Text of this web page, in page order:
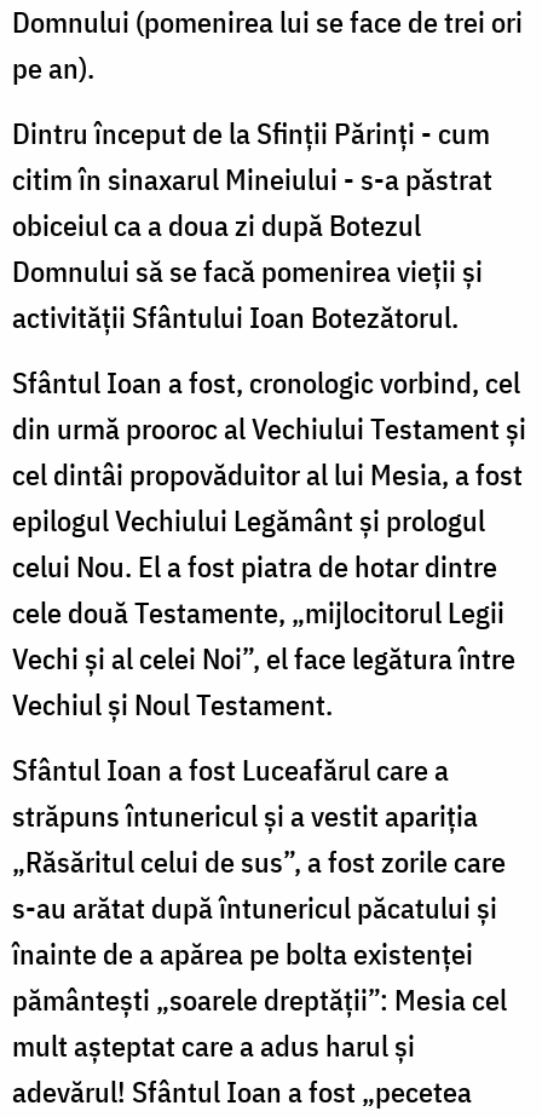
Domnului (pomenirea lui se face de trei ori
pe an).
Dintru început de la Sfinţii Părinţi - cum
citim în sinaxarul Mineiului - s-a păstrat
obiceiul ca a doua zi după Botezul
Domnului să se facă pomenirea vieţii şi
activităţii Sfântului Ioan Botezătorul.
Sfântul Ioan a fost, cronologic vorbind, cel
din urmă prooroc al Vechiului Testament şi
cel dintâi propovăduitor al lui Mesia, a fost
epilogul Vechiului Legământ şi prologul
celui Nou. El a fost piatra de hotar dintre
cele două Testamente, „mijlocitorul Legii
Vechi şi al celei Noi”, el face legătura între
Vechiul şi Noul Testament.
Sfântul Ioan a fost Luceafărul care a
străpuns întunericul şi a vestit apariţia
„Răsăritul celui de sus”, a fost zorile care
s-au arătat după întunericul păcatului şi
înainte de a apărea pe bolta existenţei
pământeşti „soarele dreptăţii”: Mesia cel
mult aşteptat care a adus harul şi
adevărul! Sfântul Ioan a fost „pecetea